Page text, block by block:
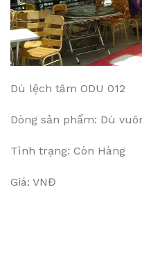
Dù lệch tâm ODU 012
Dòng sản phẩm: Dù
Tình trạng: Còn Hàng
Giá: VNĐ